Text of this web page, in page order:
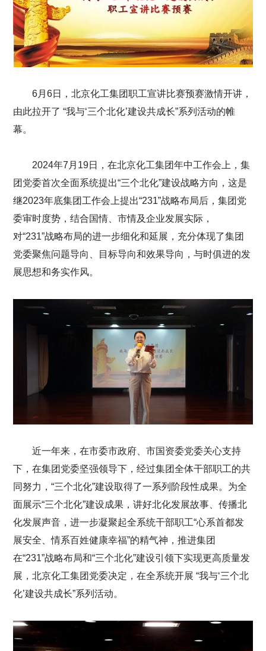
6月6日，北京化工集团职工宣讲比赛预赛激情开讲，
由此拉开了 “我与‘三个北化’建设共成长”系列活动的帷
幕。
2024年7月19日，在北京化工集团年中工作会上，集
团党委首次全面系统提出“三个北化”建设战略方向，这是
继2023年底集团工作会上提出“231”战略布局后，集团党
委审时度势，结合国情、市情及企业发展实际，
对“231”战略布局的进一步细化和延展，充分体现了集团
党委聚焦问题导向、目标导向和效果导向，与时俱进的发
展思想和务实作风。
近一年来，在市委市政府、市国资委党委关心支持
下，在集团党委坚强领导下，经过集团全体干部职工的共
同努力，“三个北化”建设取得了一系列阶段性成果。为全
面展示“三个北化”建设成果，讲好北化发展故事、传播北
化发展声音，进一步凝聚起全系统干部职工“心系首都发
展安全、情系百姓健康幸福”的精气神，推进集团
在“231”战略布局和“三个北化”建设引领下实现更高质量发
展，北京化工集团党委决定，在全系统开展 “我与‘三个北
化’建设共成长”系列活动。